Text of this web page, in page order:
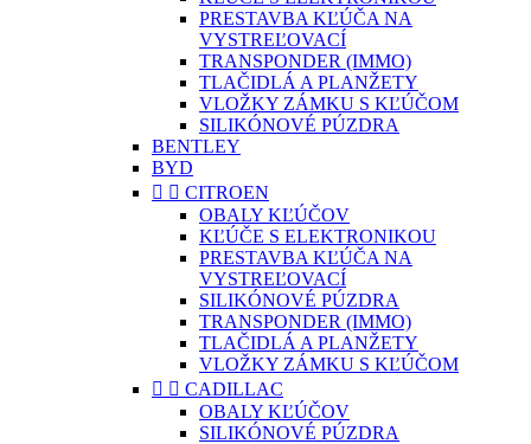
PRESTAVBA KĽÚČA NA
VYSTREĽOVACÍ
TRANSPONDER (IMMO)
TLAČIDLÁ A PLANŽETY
VLOŽKY ZÁMKU S KĽÚČOM
SILIKÓNOVÉ PÚZDRA
BENTLEY
BYD
  CITROEN
OBALY KĽÚČOV
KĽÚČE S ELEKTRONIKOU
PRESTAVBA KĽÚČA NA
VYSTREĽOVACÍ
SILIKÓNOVÉ PÚZDRA
TRANSPONDER (IMMO)
TLAČIDLÁ A PLANŽETY
VLOŽKY ZÁMKU S KĽÚČOM
  CADILLAC
OBALY KĽÚČOV
SILIKÓNOVÉ PÚZDRA